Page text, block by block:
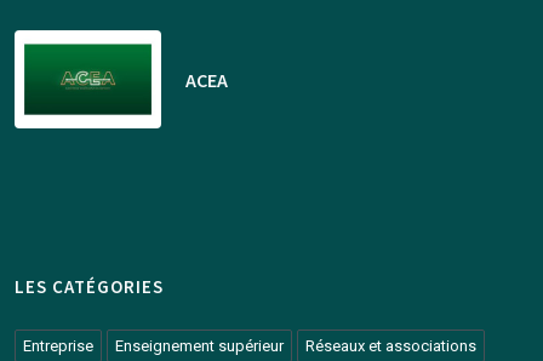
ACEA
LES CATÉGORIES
Entreprise Enseignement supérieur Réseaux et associations